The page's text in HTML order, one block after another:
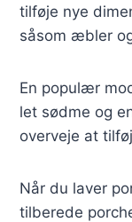
tilføje nye
såsom æbler
En populær
let sødme og
overveje at
Når du laver
tilberede